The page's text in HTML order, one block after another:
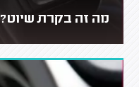
מה זה בקרת שיוט?